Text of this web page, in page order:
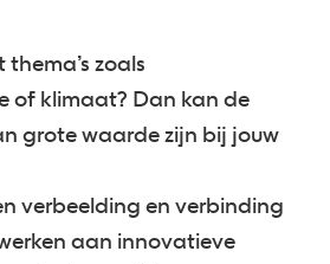
zoals
of klimaat? Dan kan de
grote waarde zijn bij jouw
verbeelding en verbinding
aan innovatieve